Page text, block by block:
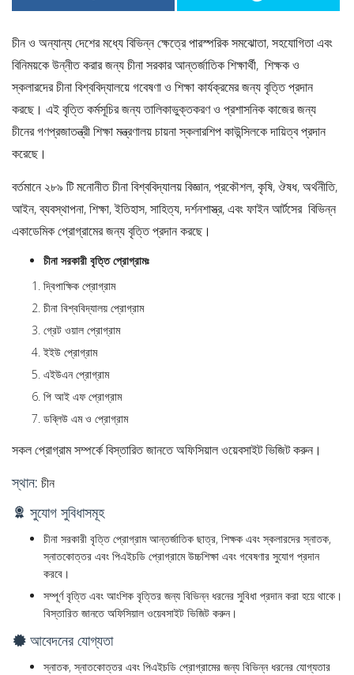
চীন ও অন্যান্য দেশের মধ্যে বিভিন্ন ক্ষেত্রে পারস্পরিক সমঝোতা, সহযোগিতা এবং
বিনিময়কে উন্নীত করার জন্য চীনা সরকার আন্তর্জাতিক শিক্ষার্থী, শিক্ষক ও
স্কলারদের চীনা বিশ্ববিদ্যালয়ে গবেষণা ও শিক্ষা কার্যক্রমের জন্য বৃত্তি প্রদান
করছে। এই বৃত্তি কর্মসূচির জন্য তালিকাভুক্তকরণ ও প্রশাসনিক কাজের জন্য
চীনের গণপ্রজাতন্ত্রী শিক্ষা মন্ত্রণালয় চায়না স্কলারশিপ কাউন্সিলকে দায়িত্ব প্রদান
করেছে।
বর্তমানে ২৮৯ টি মনোনীত চীনা বিশ্ববিদ্যালয় বিজ্ঞান, প্রকৌশল, কৃষি, ঔষধ, অর্থনীতি,
আইন, ব্যবস্থাপনা, শিক্ষা, ইতিহাস, সাহিত্য, দর্শনশাস্ত্র, এবং ফাইন আর্টসের বিভিন্ন
একাডেমিক প্রোগ্রামের জন্য বৃত্তি প্রদান করছে।
চীনা সরকারী বৃত্তি প্রোগ্রামঃ
দ্বিপাক্ষিক প্রোগ্রাম
চীনা বিশ্ববিদ্যালয় প্রোগ্রাম
গ্রেট ওয়াল প্রোগ্রাম
ইইউ প্রোগ্রাম
এইউএন প্রোগ্রাম
পি আই এফ প্রোগ্রাম
ডব্লিউ এম ও প্রোগ্রাম
সকল প্রোগ্রাম সম্পর্কে বিস্তারিত জানতে অফিসিয়াল ওয়েবসাইট ভিজিট করুন।
স্থান: চীন
সুযোগ সুবিধাসমূহ
চীনা সরকারী বৃত্তি প্রোগ্রাম আন্তর্জাতিক ছাত্র, শিক্ষক এবং স্কলারদের স্নাতক,
স্নাতকোত্তর এবং পিএইচডি প্রোগ্রামে উচ্চশিক্ষা এবং গবেষণার সুযোগ প্রদান
করবে।
সম্পূর্ণ বৃত্তি এবং আংশিক বৃত্তির জন্য বিভিন্ন ধরনের সুবিধা প্রদান করা হয়ে থাকে।
বিস্তারিত জানতে অফিসিয়াল ওয়েবসাইট ভিজিট করুন।
আবেদনের যোগ্যতা
স্নাতক, স্নাতকোত্তর এবং পিএইচডি প্রোগ্রামের জন্য বিভিন্ন ধরনের যোগ্যতার